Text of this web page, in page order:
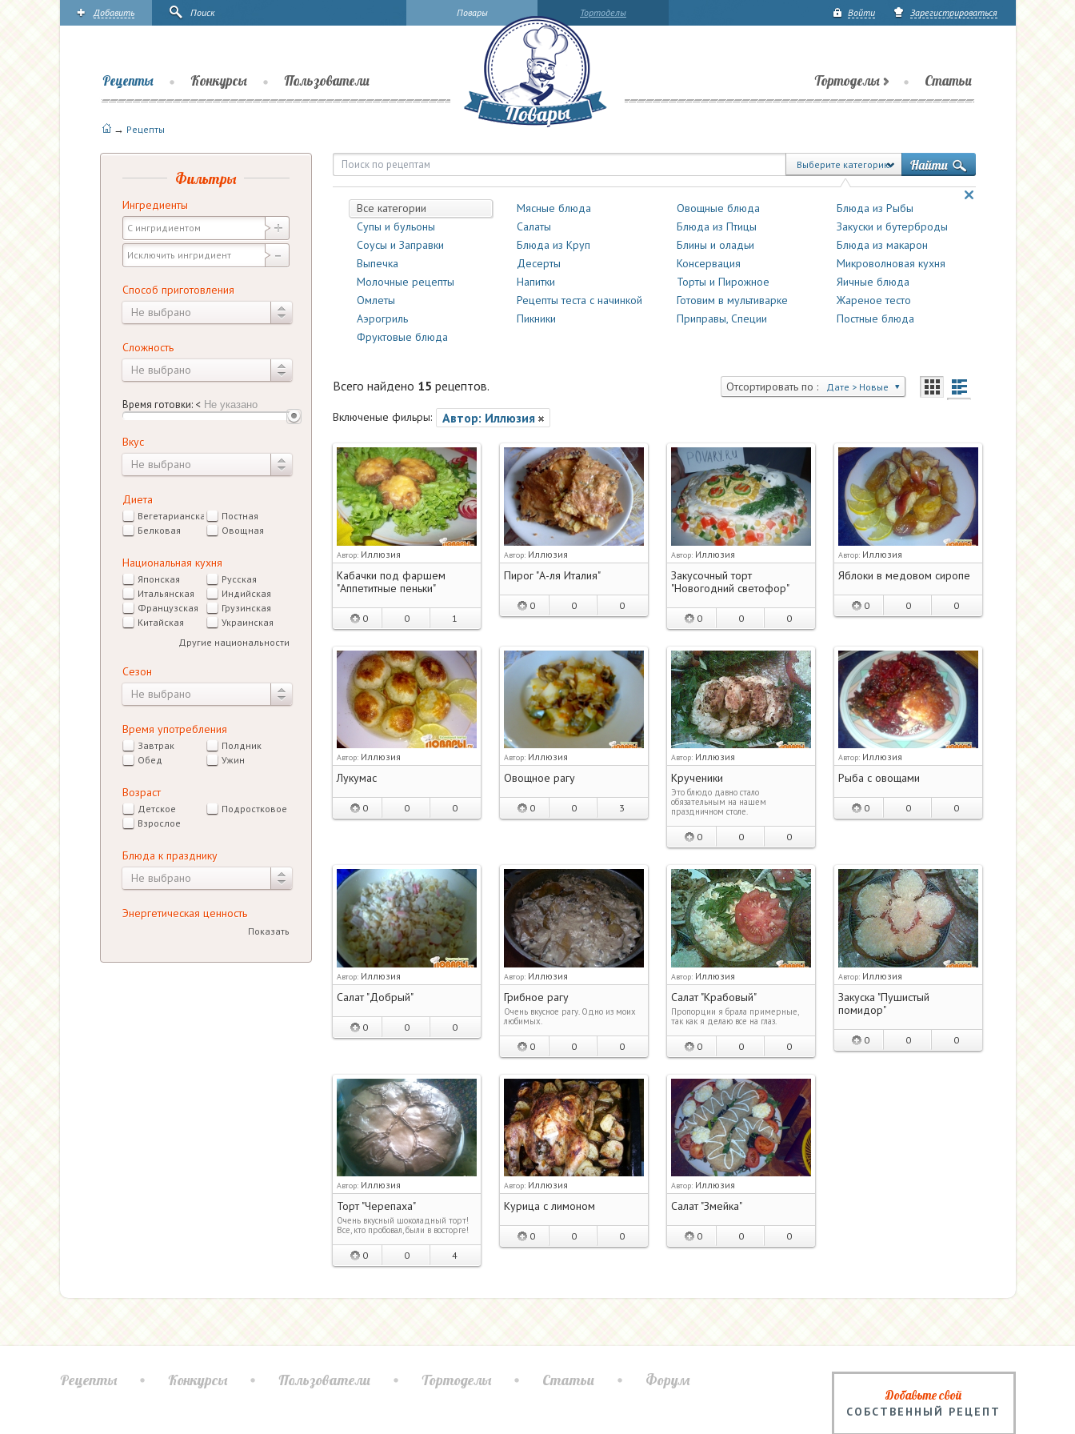
Тортоделы
Повары Войти Зарегистрироваться
Добавить Поиск
Тортоделы Статьи
Рецепты Конкурсы Пользователи
→ Рецепты
Рецепты | Повары.ру Выберите категорию
Все категории Мясные блюда Овощные блюда
Блюда из Рыбы
Супы и бульоны
Салаты Блюда из Птицы
Закуски и бутерброды
Соусы и Заправки
Блюда из Круп Блины и оладьи
Блюда из макарон
Выпечка
Десерты Консервация
Микроволновая кухня
Молочные рецепты
Напитки Торты и Пирожное
Яичные блюда
Омлеты
Рецепты теста с начинкой Готовим в мультиварке
Жареное тесто
Аэрогриль
Пикники Приправы, Специи
Постные блюда
Фруктовые блюда
Отсортировать по : Дате > Новые
Всего найдено 15 рецептов.
Включеные фильры: Автор: Иллюзия
Автор: Иллюзия
Кабачки под фаршем
"Аппетитные пеньки"
0 0 1
Автор: Иллюзия
Пирог "А-ля Италия"
0 0 0
Автор: Иллюзия
Закусочный торт
"Новогодний светофор"
0 0 0
Автор: Иллюзия
Яблоки в медовом сиропе
0 0 0
Автор: Иллюзия
Лукумас
0 0 0
Автор: Иллюзия
Овощное рагу
0 0 3
Автор: Иллюзия
Крученики
Это блюдо давно стало
обязательным на нашем
праздничном столе.
0 0 0
Автор: Иллюзия
Рыба с овощами
0 0 0
Автор: Иллюзия
Салат "Добрый"
0 0 0
Автор: Иллюзия
Грибное рагу
Очень вкусное рагу. Одно из моих
любимых.
0 0 0
Автор: Иллюзия
Салат "Крабовый"
Пропорции я брала примерные,
так как я делаю все на глаз.
0 0 0
Автор: Иллюзия
Закуска "Пушистый
помидор"
0 0 0
Автор: Иллюзия
Торт "Черепаха"
Очень вкусный шоколадный торт!
Все, кто пробовал, были в восторге!
0 0 4
Автор: Иллюзия
Курица с лимоном
0 0 0
Автор: Иллюзия
Салат "Змейка"
0 0 0
Фильтры
Ингредиенты
Способ приготовления
Не выбрано
Сложность
Не выбрано
Время готовки: <
Вкус
Не выбрано
Диета
Вегетарианская
Постная
Белковая
Овощная
Национальная кухня
Японская
Русская
Итальянская
Индийская
Французская
Грузинская
Китайская
Украинская
Другие национальности
Сезон
Не выбрано
Время употребления
Завтрак
Полдник
Обед
Ужин
Возраст
Детское
Подростковое
Взрослое
Блюда к празднику
Не выбрано
Энергетическая ценность
Показать
Добавьте свой
СОБСТВЕННЫЙ РЕЦЕПТ
Рецепты Конкурсы Пользователи Тортоделы Статьи Форум